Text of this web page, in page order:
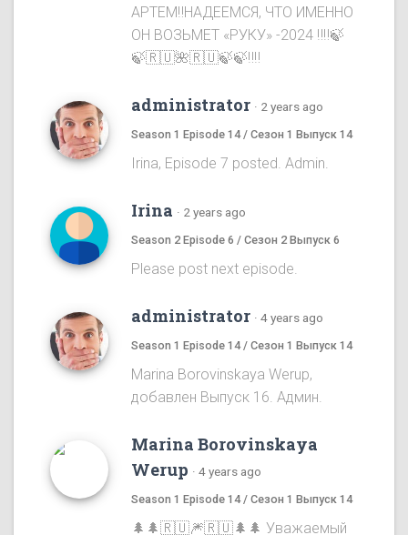
АРТЕМ‼️НАДЕЕМСЯ, ЧТО ИМЕННО
ОН ВОЗЬМЕТ «РУКУ» -2024 ‼️‼️🍃
🍃🇷🇺🌺🇷🇺🍃🍃‼️‼️
administrator · 2 years ago
Season 1 Episode 14 / Сезон 1 Выпуск 14
Irina, Episode 7 posted. Admin.
Irina · 2 years ago
Season 2 Episode 6 / Сезон 2 Выпуск 6
Please post next episode.
administrator · 4 years ago
Season 1 Episode 14 / Сезон 1 Выпуск 14
Marina Borovinskaya Werup,
добавлен Выпуск 16. Админ.
Marina Borovinskaya
Werup · 4 years ago
Season 1 Episode 14 / Сезон 1 Выпуск 14
🌲🌲🇷🇺🎆🇷🇺🌲🌲 Уважаемый